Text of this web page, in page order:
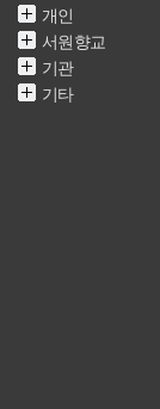
개인
서원향교
기관
기타